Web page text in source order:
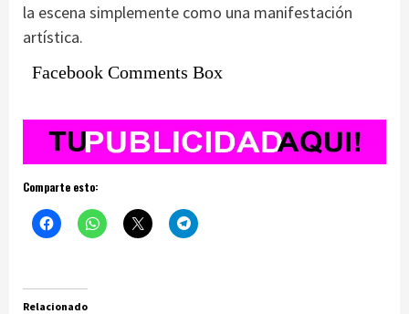
la escena simplemente como una manifestación
artística.
Facebook Comments Box
Comparte esto:
Relacionado